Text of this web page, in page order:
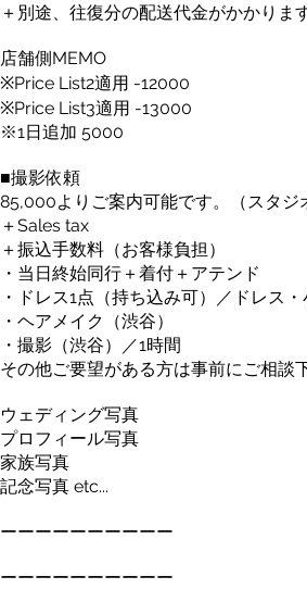
＋別途、往復分の配送代金がかかります
店舗側MEMO
※Price List2適用 -12000
※Price List3適用 -13000
※1日追加 5000
■撮影依頼
85,000よりご案内可能です。（スタジ
＋Sales tax
＋振込手数料（お客様負担）
・当日終始同行＋着付＋アテンド
・ドレス1点（持ち込み可）／ドレス
・ヘアメイク（渋谷）
・撮影（渋谷）／1時間
その他ご要望がある方は事前にご相談
ウェディング写真
プロフィール写真
家族写真
記念写真 etc...
ーーーーーーーーーー
ーーーーーーーーーー